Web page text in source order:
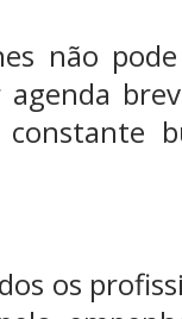
não
os